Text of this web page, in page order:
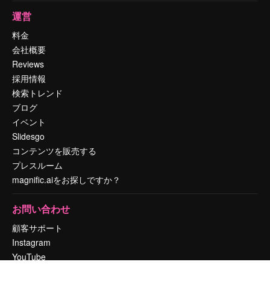
運営
料金
会社概要
Reviews
採用情報
検索トレンド
ブログ
イベント
Slidesgo
コンテンツを販売する
プレスルーム
magnific.aiをお探しですか？
お問い合わせ
顧客サポート
Instagram
YouTube